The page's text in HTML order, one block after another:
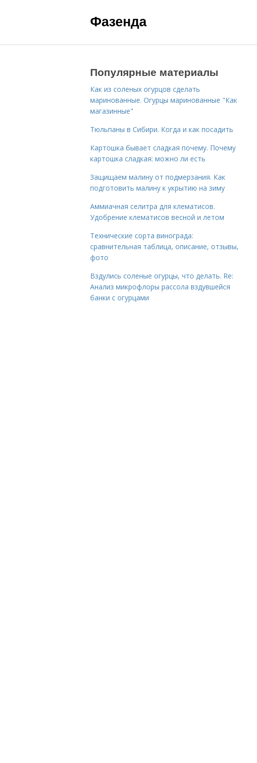
Фазенда
Популярные материалы
Как из соленых огурцов сделать
маринованные. Огурцы маринованные "Как
магазинные"
Тюльпаны в Сибири. Когда и как посадить
Картошка бывает сладкая почему. Почему
картошка сладкая: можно ли есть
Защищаем малину от подмерзания. Как
подготовить малину к укрытию на зиму
Аммиачная селитра для клематисов.
Удобрение клематисов весной и летом
Технические сорта винограда:
сравнительная таблица, описание, отзывы,
фото
Вздулись соленые огурцы, что делать. Re:
Анализ микрофлоры рассола вздувшейся
банки с огурцами